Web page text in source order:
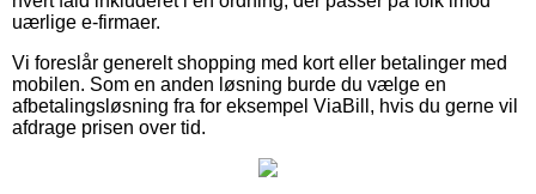
uærlige e-firmaer.
Vi foreslår generelt shopping med kort eller betalinger med
mobilen. Som en anden løsning burde du vælge en
afbetalingsløsning fra for eksempel ViaBill, hvis du gerne vil
afdrage prisen over tid.